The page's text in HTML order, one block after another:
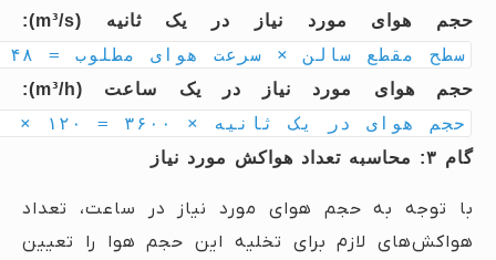
حجم هوای مورد نیاز در یک ثانیه (m³/s):
سطح مقطع سالن × سرعت هوای مطلوب = ۴۸ m² × ۲.۵ m/s = ۱۲۰ m³/s
حجم هوای مورد نیاز در یک ساعت (m³/h):
حجم هوای در یک ثانیه × ۳۶۰۰ = ۱۲۰ × ۳۶۰۰ = ۴۳۲,۰۰۰ m³/h
گام ۳: محاسبه تعداد هواکش مورد نیاز
با توجه به حجم هوای مورد نیاز در ساعت، تعداد
هواکش‌های لازم برای تخلیه این حجم هوا را تعیین